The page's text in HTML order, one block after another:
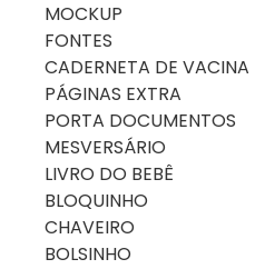
MOCKUP
FONTES
CADERNETA DE VACINA
PÁGINAS EXTRA
PORTA DOCUMENTOS
MESVERSÁRIO
LIVRO DO BEBÊ
BLOQUINHO
CHAVEIRO
BOLSINHO